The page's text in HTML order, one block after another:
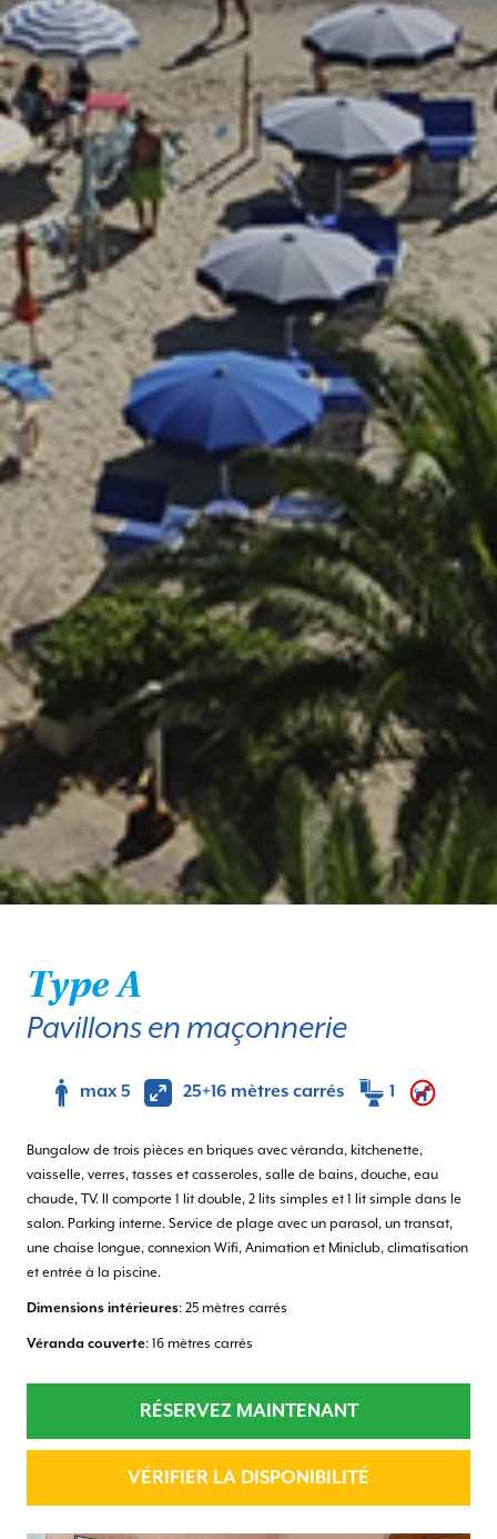
Type A
Pavillons en maçonnerie
max 5 25+16 mètres carrés 1
Bungalow de trois pièces en briques avec véranda, kitchenette,
vaisselle, verres, tasses et casseroles, salle de bains, douche, eau
chaude, TV. Il comporte 1 lit double, 2 lits simples et 1 lit simple dans le
salon. Parking interne. Service de plage avec un parasol, un transat,
une chaise longue, connexion Wifi, Animation et Miniclub, climatisation
et entrée à la piscine.
Dimensions intérieures: 25 mètres carrés
Véranda couverte: 16 mètres carrés
RÉSERVEZ MAINTENANT
VÉRIFIER LA DISPONIBILITÉ